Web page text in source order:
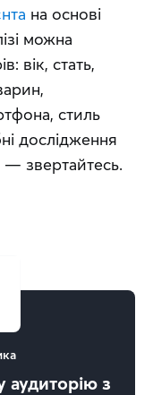
на основі
можна
вік, стать,
стиль
дослідження
— звертайтесь.
аудиторію з